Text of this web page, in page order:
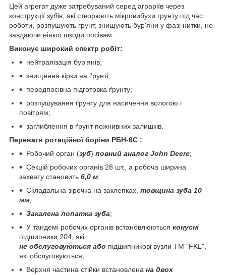
Цей агрегат дуже затребуваний серед аграріїв через
конструкції зубів, які створюють мікровибухи грунту під час
роботи, розпушують грунт, знищують бур'яни у фазі нитки, не
завдаючи ніякої шкоди посівам.
Виконує широкий спектр робіт:
нейтралізація бур'янів;
знищення кірки на ґрунті;
передпосівна підготовка ґрунту;
розпушування ґрунту для насичення вологою і
повітрям;
заглиблення в ґрунт пожнивних залишків.
Переваги ротаційної боріни РБН-6С :
Робочий орган (зуб) повний аналог John Deere;
Секцій робочих органів 28 шт., а робоча ширина
захвату становить 6,0 м;
Складальна зірочка на заклепках, товщина зуба 10
мм;
Закалена лопатка зуба;
У тандемі робочих органів встановлюються конусні
підшипники 204, які
не обслуговуються або підшипникові вузли TM "FKL",
які обслуговуються;
Верхня частина стійки встановлена на двох